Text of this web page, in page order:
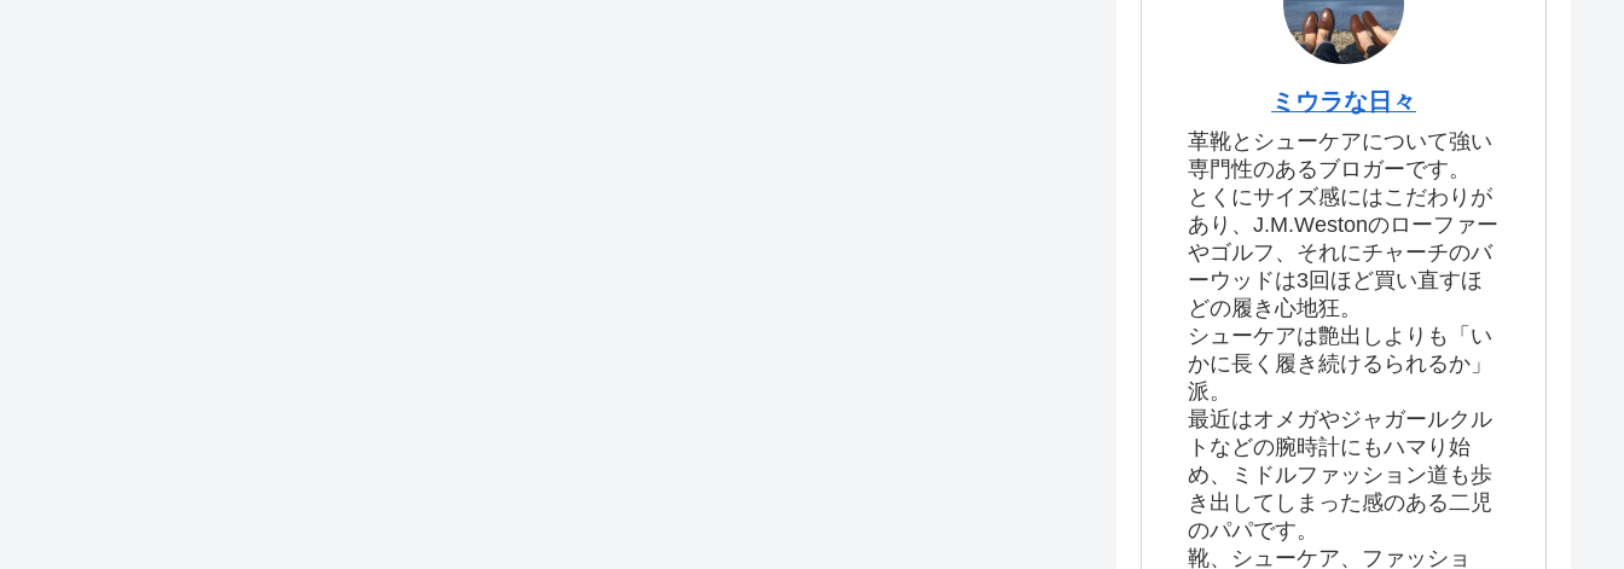
ミウラな日々
革靴とシューケアについて強い
専門性のあるブロガーです。
とくにサイズ感にはこだわりが
あり、J.M.Westonのローファー
やゴルフ、それにチャーチのバ
ーウッドは3回ほど買い直すほ
どの履き心地狂。
シューケアは艶出しよりも「い
かに長く履き続けるられるか」
派。
最近はオメガやジャガールクル
トなどの腕時計にもハマり始
め、ミドルファッション道も歩
き出してしまった感のある二児
のパパです。
靴、シューケア、ファッショ